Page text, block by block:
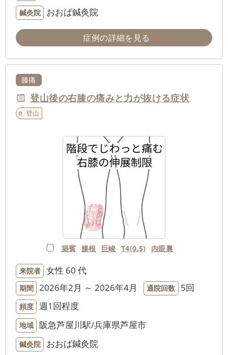
鍼灸院 おおば鍼灸院
症例の詳細を見る
膝痛
登山後の右膝の痛みと力が抜ける症状
登山
築賓 膝根 巨峻 T4(0.5) 内眼裏
来院者 女性 60 代
期間 2026年2月 ～ 2026年4月 通院回数 5回
頻度 週1回程度
地域 阪急芦屋川駅/兵庫県芦屋市
鍼灸院 おおば鍼灸院